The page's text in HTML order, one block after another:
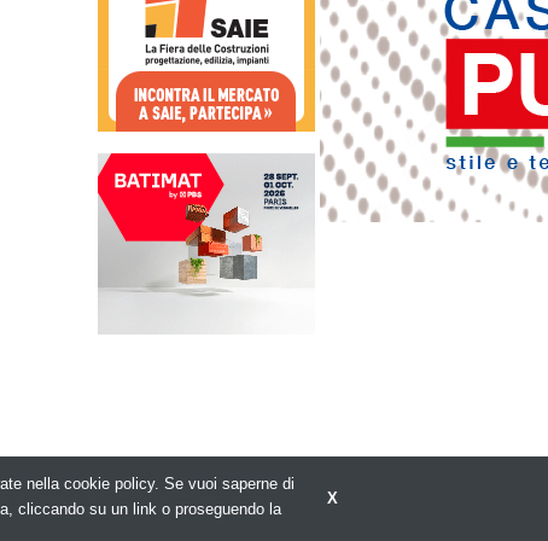
Privacy policy X
nella cookie policy. Se vuoi saperne di
cliccando su un link o proseguendo la